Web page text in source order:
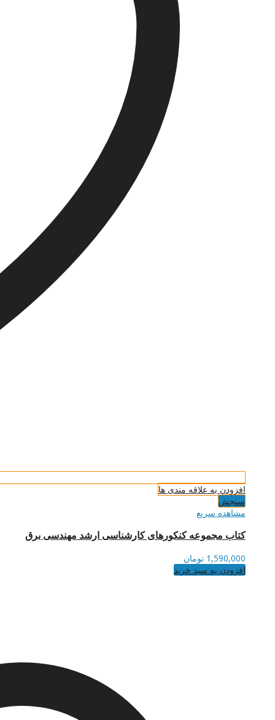
افزودن به علاقه مندی ها
سنجش
مشاهده سریع
کتاب مجموعه کنکورهای کارشناسی ارشد مهندسی برق
1,590,000 تومان
افزودن به سبد خرید